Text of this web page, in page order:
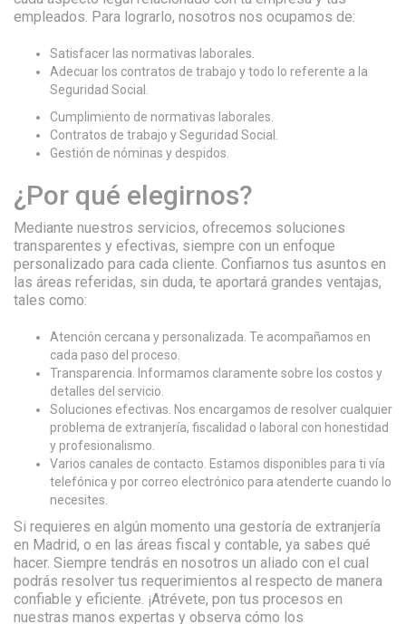
empleados. Para lograrlo, nosotros nos ocupamos de:
Satisfacer las normativas laborales.
Adecuar los contratos de trabajo y todo lo referente a la
Seguridad Social.
Cumplimiento de normativas laborales.
Contratos de trabajo y Seguridad Social.
Gestión de nóminas y despidos.
¿Por qué elegirnos?
Mediante nuestros servicios, ofrecemos soluciones
transparentes y efectivas, siempre con un enfoque
personalizado para cada cliente. Confiarnos tus asuntos en
las áreas referidas, sin duda, te aportará grandes ventajas,
tales como:
Atención cercana y personalizada. Te acompañamos en
cada paso del proceso.
Transparencia. Informamos claramente sobre los costos y
detalles del servicio.
Soluciones efectivas. Nos encargamos de resolver cualquier
problema de extranjería, fiscalidad o laboral con honestidad
y profesionalismo.
Varios canales de contacto. Estamos disponibles para ti vía
telefónica y por correo electrónico para atenderte cuando lo
necesites.
Si requieres en algún momento una gestoría de extranjería
en Madrid, o en las áreas fiscal y contable, ya sabes qué
hacer. Siempre tendrás en nosotros un aliado con el cual
podrás resolver tus requerimientos al respecto de manera
confiable y eficiente. ¡Atrévete, pon tus procesos en
nuestras manos expertas y observa cómo los